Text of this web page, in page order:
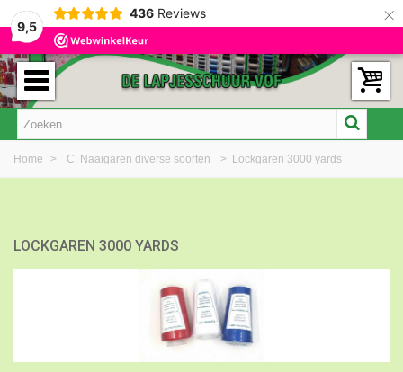
9,5
436 Reviews ×
Home > C: Naaigaren diverse soorten > Lockgaren 3000 yards
LOCKGAREN 3000 YARDS